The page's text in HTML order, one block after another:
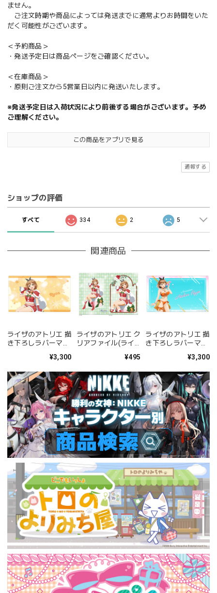
ません。
ご注文時期や商品によっては発送までに通常よりお時間をいた
だく可能性がございます。
＜予約商品＞
・発送予定日は商品ページをご確認ください。
＜在庫商品＞
・原則ご注文から5営業日以内に発送いたします。
※発送予定日は入荷状況により前後する場合がございます。予め
ご理解ください。
この商品をアプリで見る
通報する
ショップの評価
すべて 334 2 5
関連商品
ライザのアトリエ 描
き下ろしラバーマッ
¥3,300
ライザのアトリエ ク
リアファイル(ライ
¥495
ライザのアトリエ 描
き下ろしラバーマッ
¥3,300